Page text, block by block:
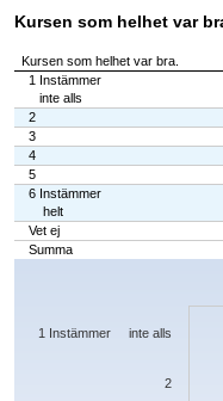
Kursen som helhet var
Kursen som helhet var bra.
1 Instämmer
inte alls
2
3
4
5
6 Instämmer
helt
Vet ej
Summa
Chart
The chart has 1 X axis displaying
2
1 Instämmer inte alls